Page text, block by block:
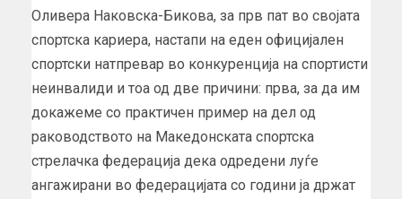
Оливера Наковска-Бикова, за прв пат во својата
спортска кариера, настапи на еден официјален
спортски натпревар во конкуренција на спортисти
неинвалиди и тоа од две причини: прва, за да им
докажеме со практичен пример на дел од
раководството на Македонската спортска
стрелачка федерација дека одредени луѓе
ангажирани во федерацијата со години ја држат